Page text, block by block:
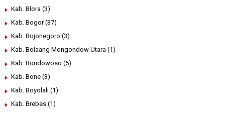
Kab. Blora (3)
Kab. Bogor (37)
Kab. Bojonegoro (3)
Kab. Bolaang Mongondow Utara (1)
Kab. Bondowoso (5)
Kab. Bone (3)
Kab. Boyolali (1)
Kab. Brebes (1)